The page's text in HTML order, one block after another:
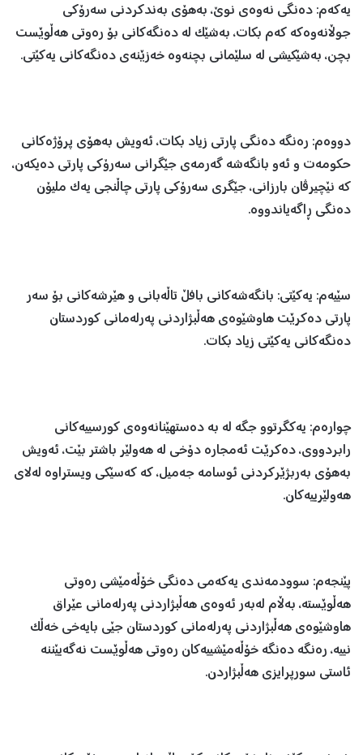
یەکەم: دەنگی نەوەی نوێ، بەهۆی بەندکردنی سەرۆکی
جوڵانەوەکە کەم بکات، بەشێک لە دەنگەکانی بۆ رەوتی هەڵوێست
بچن، بەشێکیشی لە سلێمانی بچنەوە خەزێنەی دەنگەکانی یەکێتی.
دووەم: رەنگە دەنگی پارتی زیاد بکات، ئەویش بەهۆی پرۆژەکانی
حکومەت و ئەو بانگەشە گەرمەی جێگرانی سەرۆکی پارتی دەیکەن،
کە نێچیرڤان بارزانی، جێگری سەرۆکی پارتی چاڵنجی یەک ملیۆن
دەنگی ڕاگەیاندووە.
سێیەم: یەکێتی: بانگەشەکانی بافڵ تاڵەبانی و هێرشەکانی بۆ سەر
پارتی دەکرێت هاوشێوەی هەڵبژاردنی پەرلەمانی کوردستان
دەنگەکانی یەکێتی زیاد بکات.
چوارەم: یەکگرتوو جگە لە بە دەستهێنانەوەی کورسییەکانی
رابردووی، دەکرێت ئەمجارە دۆخی لە هەولێر باشتر بێت، ئەویش
بەهۆی بەربژێرکردنی ئوسامە جەمیل، کە کەسێکی ویستراوە لەلای
هەولێرییەکان.
پێنجەم: سوودمەندی یەکەمی دەنگی خۆڵەمێشی رەوتی
هەڵوێستە، بەڵام لەبەر ئەوەی هەڵبژاردنی پەرلەمانی عێراق
هاوشێوەی هەڵبژاردنی پەرلەمانی کوردستان جێی بایەخی خەڵک
نییە، رەنگە دەنگە خۆڵەمێشییەکان رەوتی هەڵوێست نەگەیێننە
ئاستی سورپرایزی هەڵبژاردن.